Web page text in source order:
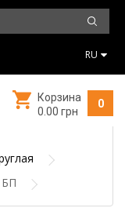
RU
0
Корзина
0.00 грн
БП